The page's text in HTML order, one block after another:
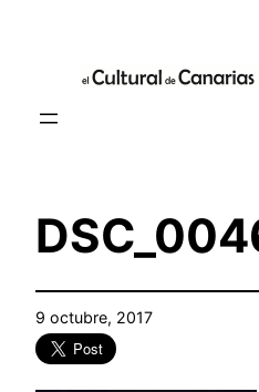
contenido
9 octubre, 2017